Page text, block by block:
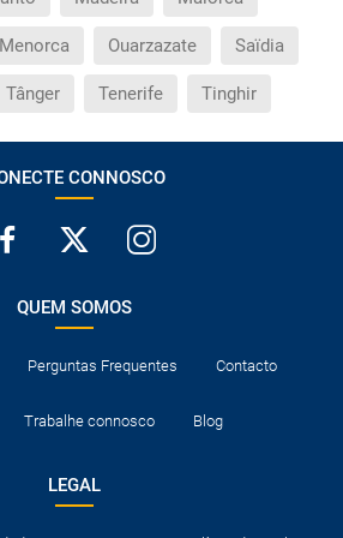
Menorca Ouarzazate Saïdia
Tânger Tenerife Tinghir
CONNOSCO
QUEM SOMOS
Perguntas Frequentes Contacto
Trabalhe connosco Blog
LEGAL